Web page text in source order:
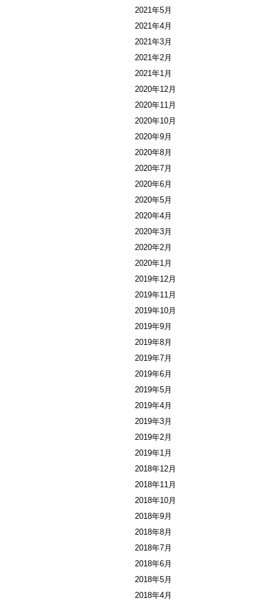
2021年5月
2021年4月
2021年3月
2021年2月
2021年1月
2020年12月
2020年11月
2020年10月
2020年9月
2020年8月
2020年7月
2020年6月
2020年5月
2020年4月
2020年3月
2020年2月
2020年1月
2019年12月
2019年11月
2019年10月
2019年9月
2019年8月
2019年7月
2019年6月
2019年5月
2019年4月
2019年3月
2019年2月
2019年1月
2018年12月
2018年11月
2018年10月
2018年9月
2018年8月
2018年7月
2018年6月
2018年5月
2018年4月